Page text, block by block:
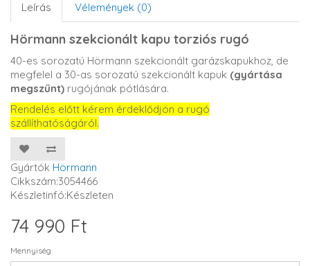
Leírás Vélemények (0)
Hörmann szekcionált kapu torziós rugó
40-es sorozatú Hörmann szekcionált garázskapukhoz, de
megfelel a 30-as sorozatú szekcionált kapuk (gyártása
megszűnt) rugójának pótlására.
Rendelés előtt kérem érdeklődjön a rugó
szállíthatóságáról.
Gyártók Hörmann
Cikkszám:3054466
Készletinfó:Készleten
74 990 Ft
Mennyiség